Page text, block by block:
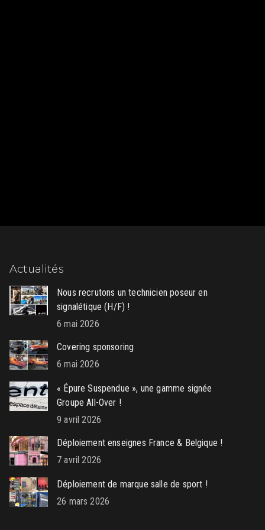
Actualités
Nous recrutons un technicien poseur en
signalétique (H/F) !
6 mai 2026
Covering sponsoring
6 mai 2026
« Épure Suspendue », une gamme signée
Groupe All-Over !
9 avril 2026
Déploiement enseignes France & Belgique !
7 avril 2026
Déploiement de marque salle de sport !
26 mars 2026